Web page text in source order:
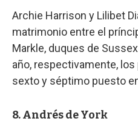
Archie Harrison y Lilibet
matrimonio entre el
Markle, duques de
año, respectivamente,
sexto y séptimo puesto
8. Andrés de York